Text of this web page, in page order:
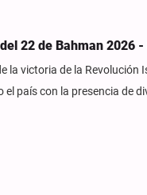
22 de Bahman 2026 -
la victoria de la
país con la presencia de